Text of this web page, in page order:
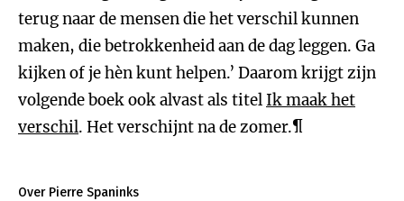
terug naar de mensen die het verschil kunnen
maken, die betrokkenheid aan de dag leggen. Ga
kijken of je hèn kunt helpen.’ Daarom krijgt zijn
volgende boek ook alvast als titelIk maak het
verschil. Het verschijnt na de zomer.¶
Over Pierre Spaninks